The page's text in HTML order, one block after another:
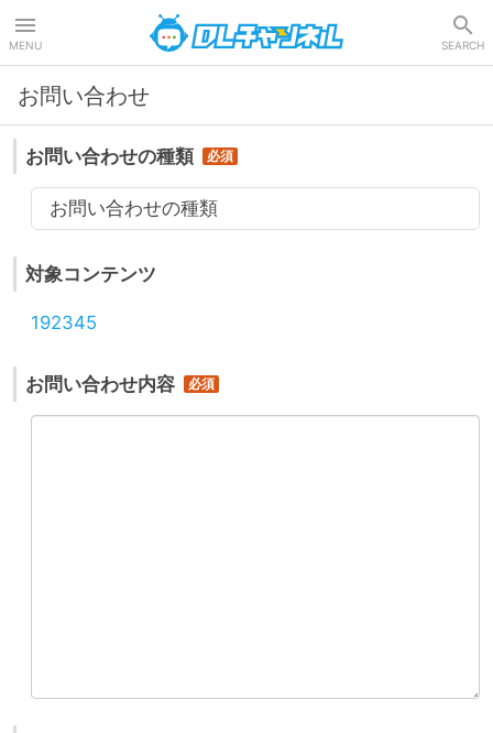
MENU SEARCH
お問い合わせ
お問い合わせの種類
お問い合わせの種類
対象コンテンツ
192345
お問い合わせ内容